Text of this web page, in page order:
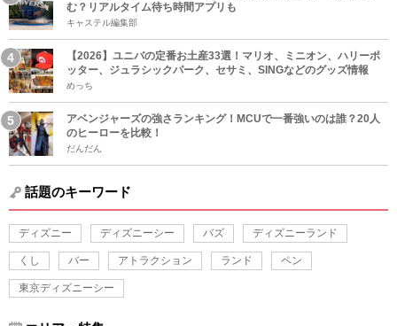
む？リアルタイム待ち時間アプリも
キャステル編集部
【2026】ユニバの定番お土産33選！マリオ、ミニオン、ハリーポ
ッター、ジュラシックパーク、セサミ、SINGなどのグッズ情報
めっち
アベンジャーズの強さランキング！MCUで一番強いのは誰？20人
のヒーローを比較！
だんだん
話題のキーワード
ディズニー ディズニーシー バズ ディズニーランド
くし バー アトラクション ランド ペン
東京ディズニーシー